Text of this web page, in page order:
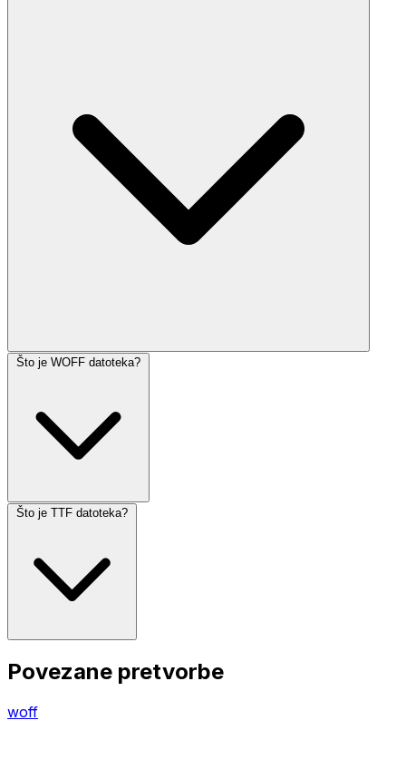
Što je WOFF datoteka?
Što je TTF datoteka?
Povezane pretvorbe
woff